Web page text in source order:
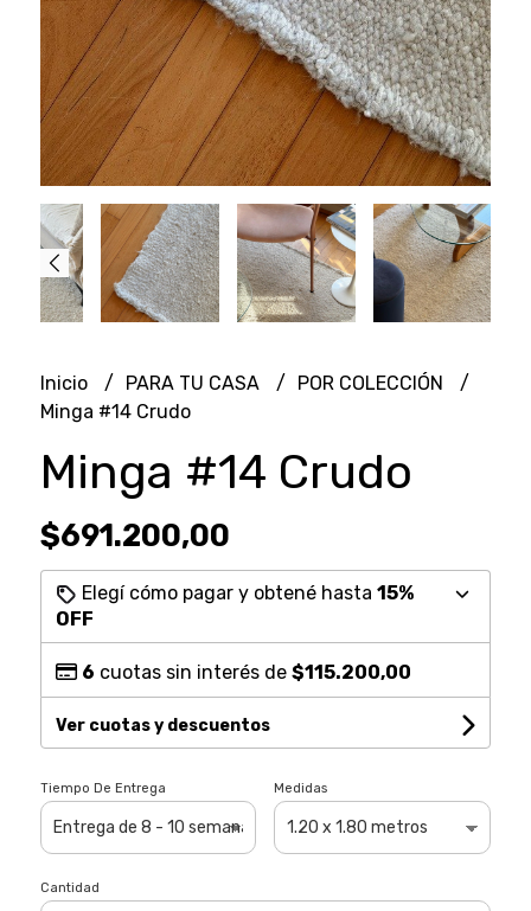
Inicio PARA TU CASA
POR COLECCIÓN
Minga #14 Crudo
Minga #14 Crudo
$691.200,00
Elegí cómo pagar y obtené hasta 15%
OFF
6 cuotas sin interés de $115.200,00
Ver cuotas y descuentos
Tiempo De Entrega Medidas
Cantidad